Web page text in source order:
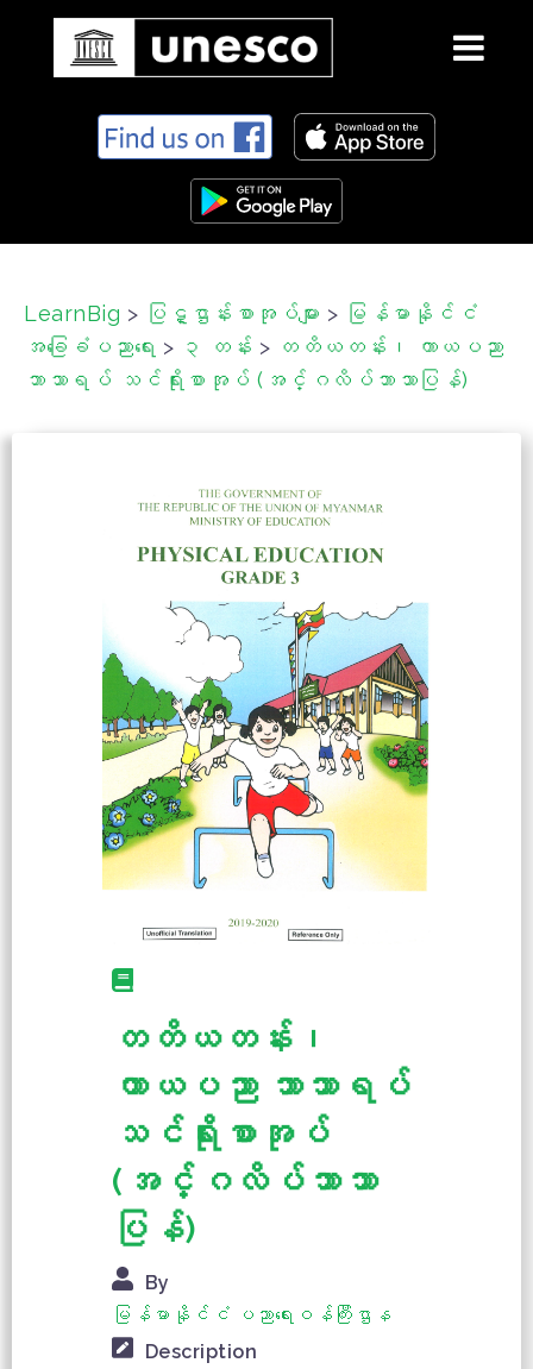
n
LearnBig > ပြဋ္ဌာန်းစာအုပ်များ >
မြန်မာနိုင်ငံ
အခြေခံပညာရေး > ၃ တန်း > တတိယတန်း၊ ကာယပညာ
ဘာသာရပ် သင်ရိုးစာအုပ် (အင်္ဂလိပ်ဘာသာပြန်)
တတိယတန်း၊
ကာယပညာ ဘာသာရပ်
သင်ရိုးစာအုပ်
(အင်္ဂလိပ်ဘာသာ
ပြန်)
By
မြန်မာနိုင်ငံ ပညာရေးဝန်ကြီးဌာန
Description